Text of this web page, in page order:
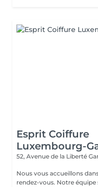
Esprit Coiffure
Luxembourg-
52, Avenue de la Liberté
Nous vous accueillons
rendez-vous. Notre